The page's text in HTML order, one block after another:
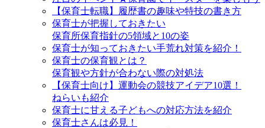
【保育士転職】履歴書の趣味や特技の書き方
保育士が把握しておきたい
保育所保育指針の5領域と10の姿
保育士が知っておきたい手荒れ対策を紹介！
保育士の保育観とは？
保育観や方針が合わない際の対処法
【保育士向け】運動会の競技アイデア10選！
ねらいも紹介
保育士に甘える子どもへの対応方法を紹介
保育士さんは必見！